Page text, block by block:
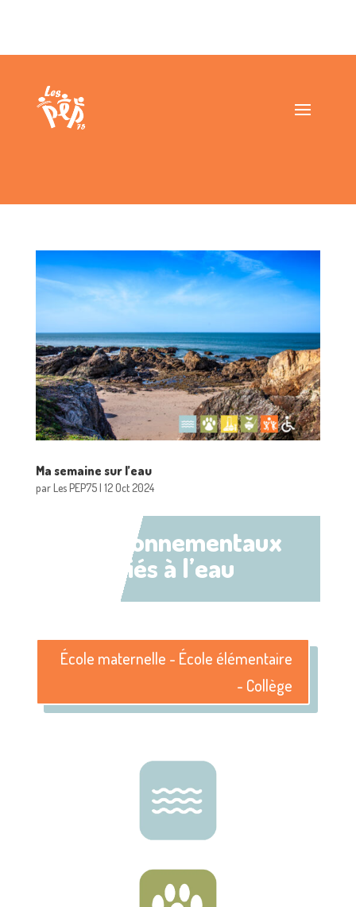
Ma semaine sur l’eau
parLes PEP75| 12 Oct 2024
environnementaux
liés à l’eau
École maternelle - École élémentaire
- Collège